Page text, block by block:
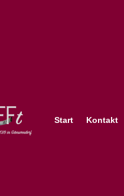
Start Kontakt